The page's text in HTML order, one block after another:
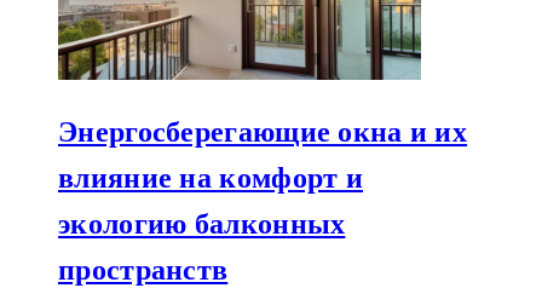
Энергосберегающие окна и их
влияние на комфорт и
экологию балконных
пространств